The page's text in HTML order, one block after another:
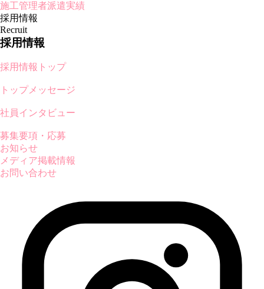
施工管理者派遣実績
採用情報
Recruit
採用情報
採用情報トップ
トップメッセージ
社員インタビュー
募集要項・応募
お知らせ
メディア掲載情報
お問い合わせ